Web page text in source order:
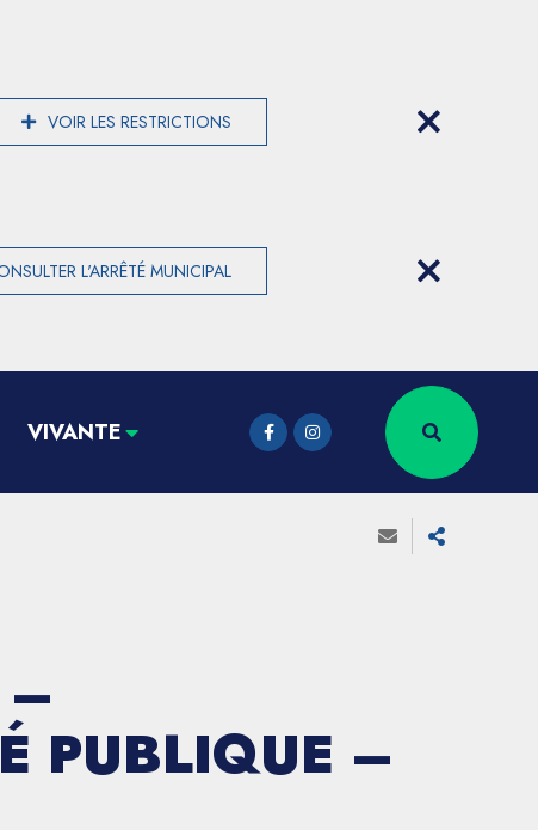
VOIR LES RESTRICTIONS
L'ARRÊTÉ MUNICIPAL
VIVANTE
–
PUBLIQUE –